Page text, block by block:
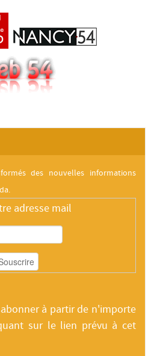
des nouvelles informations
adresse mail
à partir de n'importe
sur le lien prévu à cet